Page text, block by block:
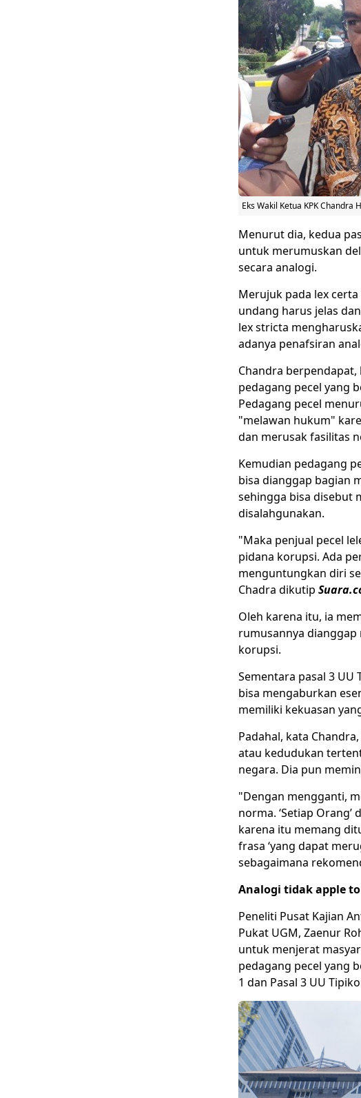
Eks Wakil Ketua KPK Chandra
Menurut dia, kedua
untuk merumuskan
secara analogi.
Merujuk pada lex
undang harus jelas
lex stricta
adanya penafsiran
Chandra
pedagang pecel yang
Pedagang pecel
"melawan hukum"
dan merusak fasilitas
Kemudian pedagang
bisa dianggap bagian
sehingga bisa disebut
disalahgunakan.
"Maka penjual pecel
pidana korupsi. Ada
menguntungkan diri
Chadra dikutip
Oleh karena itu, ia
rumusannya dianggap
korupsi.
Sementara pasal 3
bisa mengaburkan
memiliki kekuasan
Padahal, kata
atau kedudukan
negara. Dia pun
"Dengan mengganti,
norma. ‘Setiap Orang’
karena itu memang
frasa ‘yang dapat
sebagaimana
Analogi tidak apple
Peneliti Pusat Kajian
Pukat UGM, Zaenur
untuk menjerat
pedagang pecel yang
1 dan Pasal 3 UU